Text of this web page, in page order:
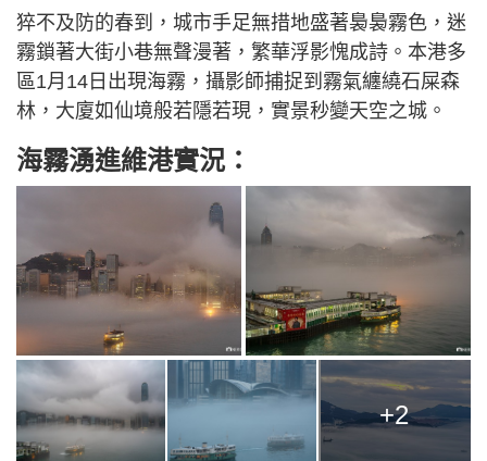
猝不及防的春到，城市手足無措地盛著裊裊霧色，迷
霧鎖著大街小巷無聲漫著，繁華浮影愧成詩。本港多
區1月14日出現海霧，攝影師捕捉到霧氣纏繞石屎森
林，大廈如仙境般若隱若現，實景秒變天空之城。
海霧湧進維港實況：
+2